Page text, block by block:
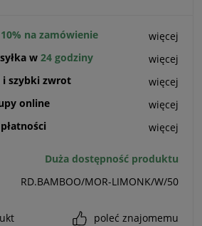
na zamówienie
więcej
w 24 godziny
więcej
i szybki zwrot
więcej
online
więcej
więcej
Duża dostępność produktu
RD.BAMBOO/MOR-LIMONK/W/50
poleć znajomemu